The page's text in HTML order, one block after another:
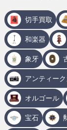
切手買取
和楽器
象牙
アンティー
オルゴール
宝石